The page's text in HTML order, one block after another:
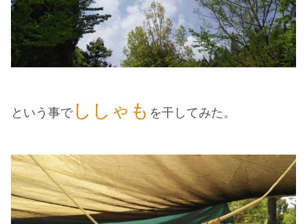
という事でししゃも を干してみた。